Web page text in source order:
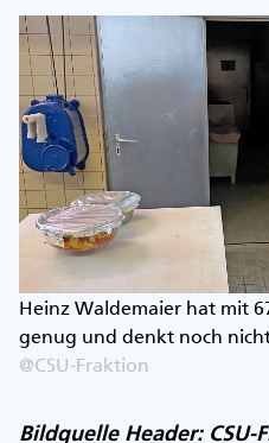
Heinz Waldemaier hat mit
genug und denkt noch
@CSU-Fraktion
Bildquelle Header: CSU-